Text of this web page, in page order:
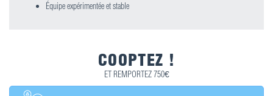
Équipe expérimentée et stable
COOPTEZ !
ET REMPORTEZ 750€